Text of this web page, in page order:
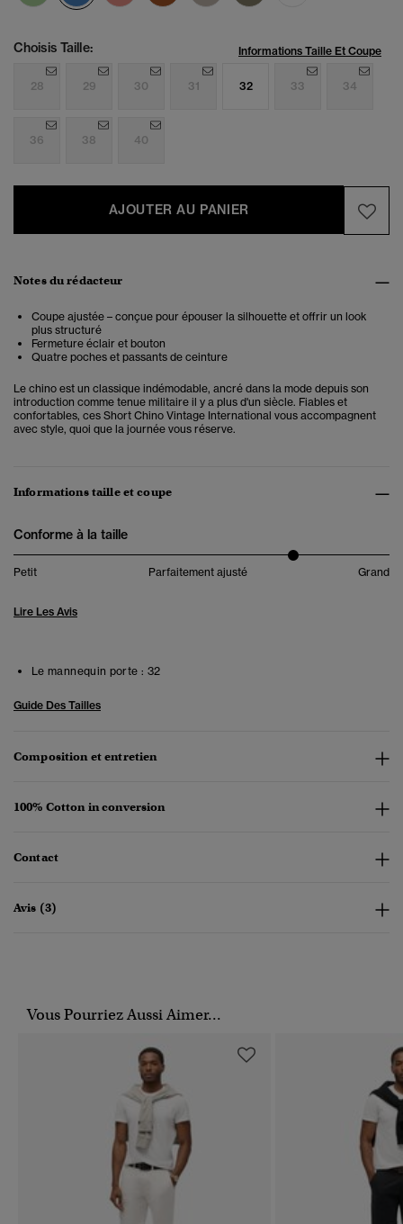
Choisis Taille: Informations Taille Et Coupe
28 29 30 31 32 33 34
36 38 40
AJOUTER AU PANIER
Notes du rédacteur
Coupe ajustée – conçue pour épouser la silhouette et offrir un look
plus structuré
Fermeture éclair et bouton
Quatre poches et passants de ceinture
Le chino est un classique indémodable, ancré dans la mode depuis son
introduction comme tenue militaire il y a plus d'un siècle. Fiables et
confortables, ces Short Chino Vintage International vous accompagnent
avec style, quoi que la journée vous réserve.
Informations taille et coupe
Conforme à la taille
Petit Parfaitement ajusté Grand
Lire Les Avis
Le mannequin porte : 32
Guide Des Tailles
Composition et entretien
100% Cotton in conversion
Contact
Avis (3)
Vous Pourriez Aussi Aimer...